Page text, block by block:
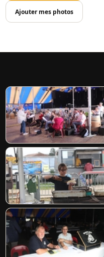
Ajouter mes photos